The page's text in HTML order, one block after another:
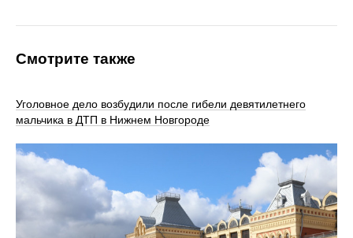
Смотрите также
Уголовное дело возбудили после гибели девятилетнего
мальчика в ДТП в Нижнем Новгороде